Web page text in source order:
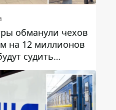
обманули чехов
на 12 миллионов
судить
организацию